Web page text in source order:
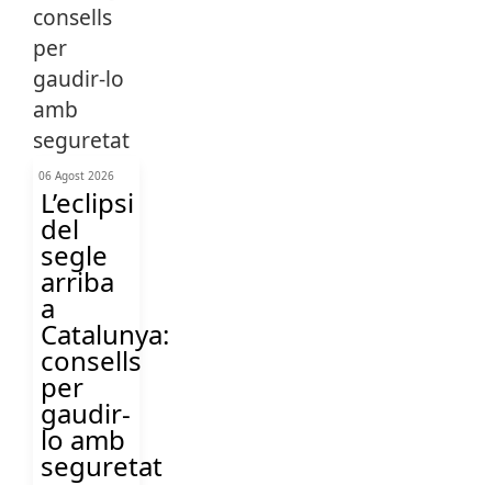
06 Agost 2026
L’eclipsi
del
segle
arriba
a
Catalunya:
consells
per
gaudir-
lo amb
seguretat